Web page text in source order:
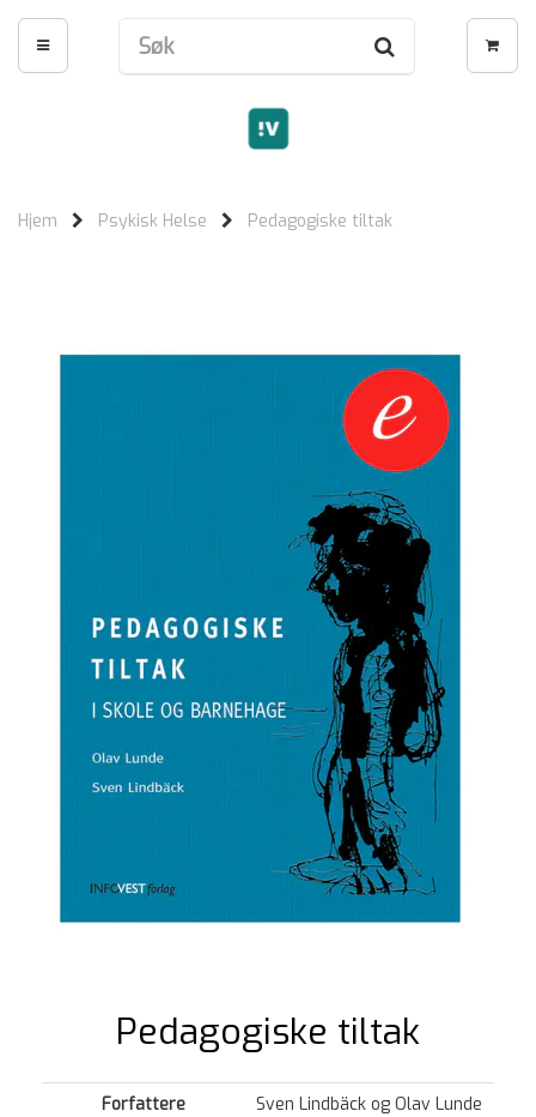
Hjem Psykisk Helse Pedagogiske tiltak
Pedagogiske tiltak
Forfattere
Sven Lindbäck og Olav Lunde